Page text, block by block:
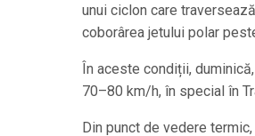
unui ciclon care
coborârea jetului polar
În aceste condiții,
70–80 km/h, în special în
Din punct de vedere